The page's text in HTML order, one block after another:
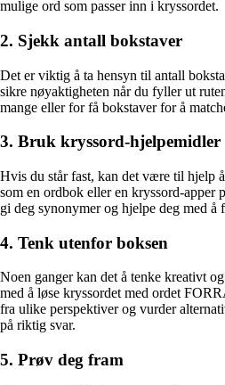
mulige ord som passer inn i kryssordet.
2. Sjekk antall bokstaver
Det er viktig å ta hensyn til antall
sikre nøyaktigheten når du fyller ut
mange eller for få bokstaver for å
3. Bruk kryssord-hjelpemidler
Hvis du står fast, kan det være til hjelp
som en ordbok eller en kryssord-apper
gi deg synonymer og hjelpe deg med å
4. Tenk utenfor boksen
Noen ganger kan det å tenke kreativt
med å løse kryssordet med ordet
fra ulike perspektiver og vurder
på riktig svar.
5. Prøv deg fram